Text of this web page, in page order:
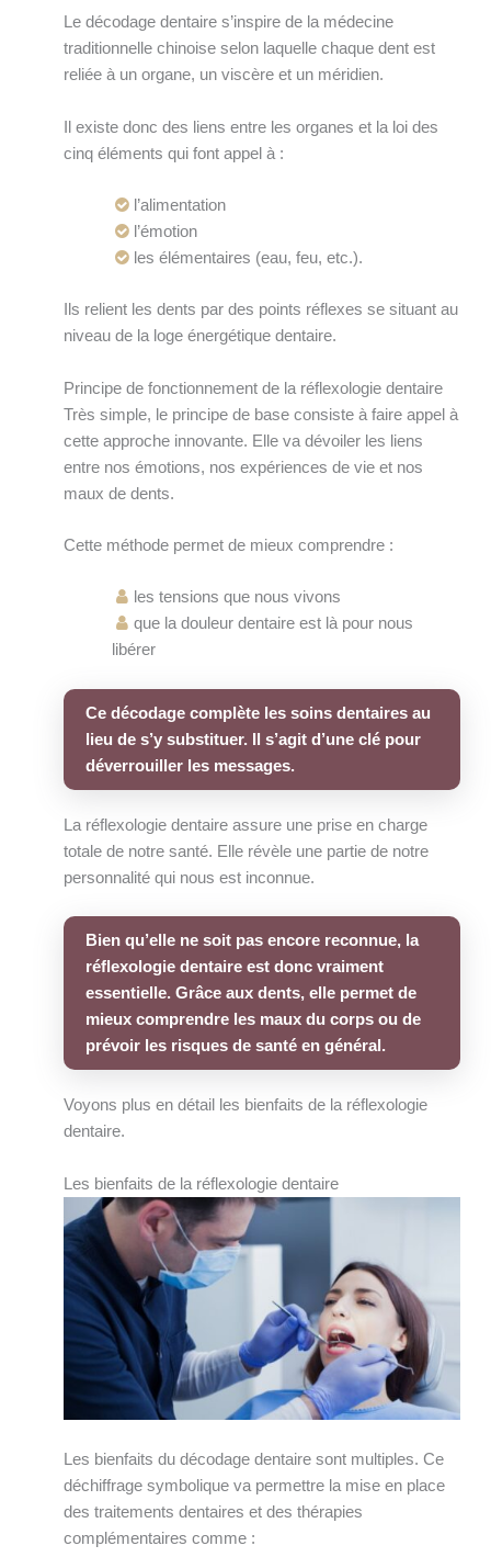
Le décodage dentaire s’inspire de la médecine
traditionnelle chinoise selon laquelle chaque dent est
reliée à un organe, un viscère et un méridien.
Il existe donc des liens entre les organes et la loi des
cinq éléments qui font appel à :
l’alimentation
l’émotion
les élémentaires (eau, feu, etc.).
Ils relient les dents par des points réflexes se situant au
niveau de la loge énergétique dentaire.
Principe de fonctionnement de la réflexologie dentaire
Très simple, le principe de base consiste à faire appel à
cette approche innovante. Elle va dévoiler les liens
entre nos émotions, nos expériences de vie et nos
maux de dents.
Cette méthode permet de mieux comprendre :
les tensions que nous vivons
que la douleur dentaire est là pour nous
libérer
Ce décodage complète les soins dentaires au
lieu de s’y substituer. Il s’agit d’une clé pour
déverrouiller les messages.
La réflexologie dentaire assure une prise en charge
totale de notre santé. Elle révèle une partie de notre
personnalité qui nous est inconnue.
Bien qu’elle ne soit pas encore reconnue, la
réflexologie dentaire est donc vraiment
essentielle. Grâce aux dents, elle permet de
mieux comprendre les maux du corps ou de
prévoir les risques de santé en général.
Voyons plus en détail les bienfaits de la réflexologie
dentaire.
Les bienfaits de la réflexologie dentaire
Les bienfaits du décodage dentaire sont multiples. Ce
déchiffrage symbolique va permettre la mise en place
des traitements dentaires et des thérapies
complémentaires comme :